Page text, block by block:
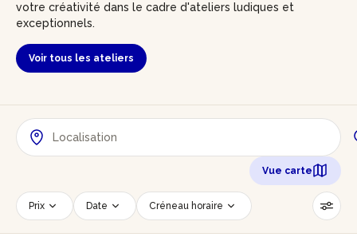
votre créativité dans le cadre d'ateliers ludiques et
exceptionnels.
Voir tous les ateliers
Vue carte
Prix Date Créneau horaire
Nombre de personnes Âge des participants